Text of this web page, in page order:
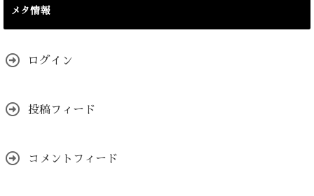
メタ情報
ログイン
投稿フィード
コメントフィード